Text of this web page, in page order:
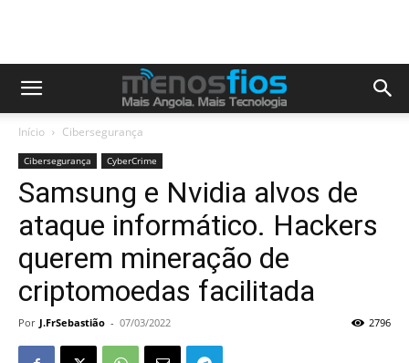
Início Cibersegurança
Cibersegurança CyberCrime
Samsung e Nvidia alvos de
ataque informático. Hackers
querem mineração de
criptomoedas facilitada
Por J.FrSebastião - 07/03/2022 2796